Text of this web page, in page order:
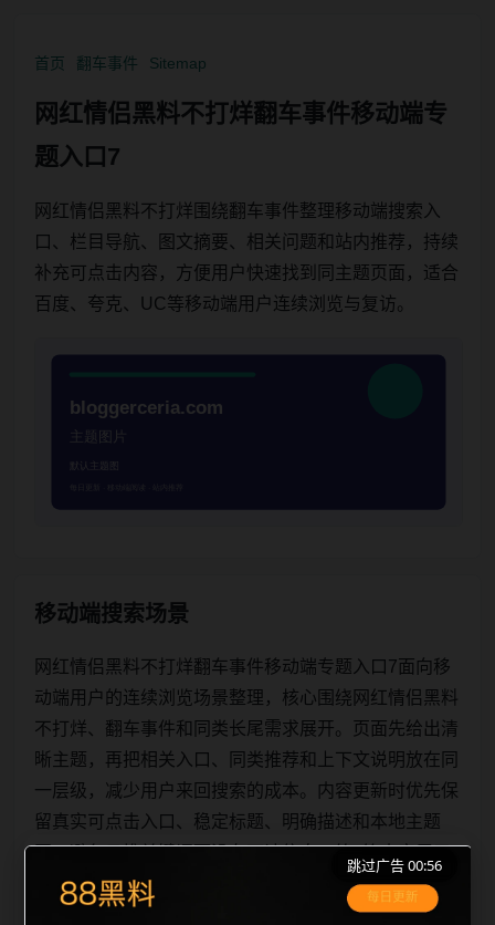
首页 翻车事件 Sitemap
网红情侣黑料不打烊翻车事件移动端专
题入口7
网红情侣黑料不打烊围绕翻车事件整理移动端搜索入
口、栏目导航、图文摘要、相关问题和站内推荐，持续
补充可点击内容，方便用户快速找到同主题页面，适合
百度、夸克、UC等移动端用户连续浏览与复访。
移动端搜索场景
网红情侣黑料不打烊翻车事件移动端专题入口7面向移
动端用户的连续浏览场景整理，核心围绕网红情侣黑料
不打烊、翻车事件和同类长尾需求展开。页面先给出清
晰主题，再把相关入口、同类推荐和上下文说明放在同
一层级，减少用户来回搜索的成本。内容更新时优先保
留真实可点击入口、稳定标题、明确描述和本地主题
图，避免只堆关键词而没有可读信息。第7篇内容用于
补齐栏目深度，同时帮助 sitemap、栏目页、首页推荐
形成更自然的内链关系。图片说明统一绑定站点主关键
跳过广告 00:56